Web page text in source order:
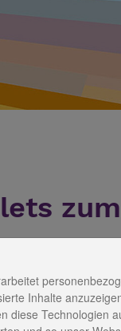
-männer der
und
Inhalte
diese Technologien